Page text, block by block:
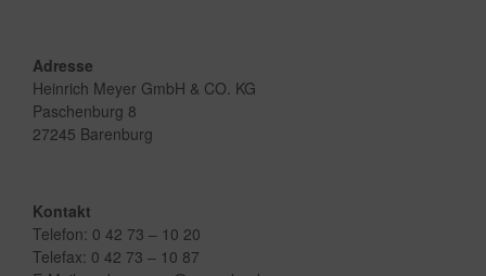
Adresse
Heinrich Meyer GmbH & CO. KG
Paschenburg 8
27245 Barenburg
Kontakt
Telefon: 0 42 73 – 10 20
Telefax: 0 42 73 – 10 87